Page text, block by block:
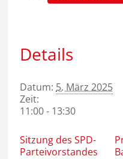
Details
Datum: 5. März 2025
Zeit:
11:00 - 13:30
Sitzung des SPD-
Parteivorstandes